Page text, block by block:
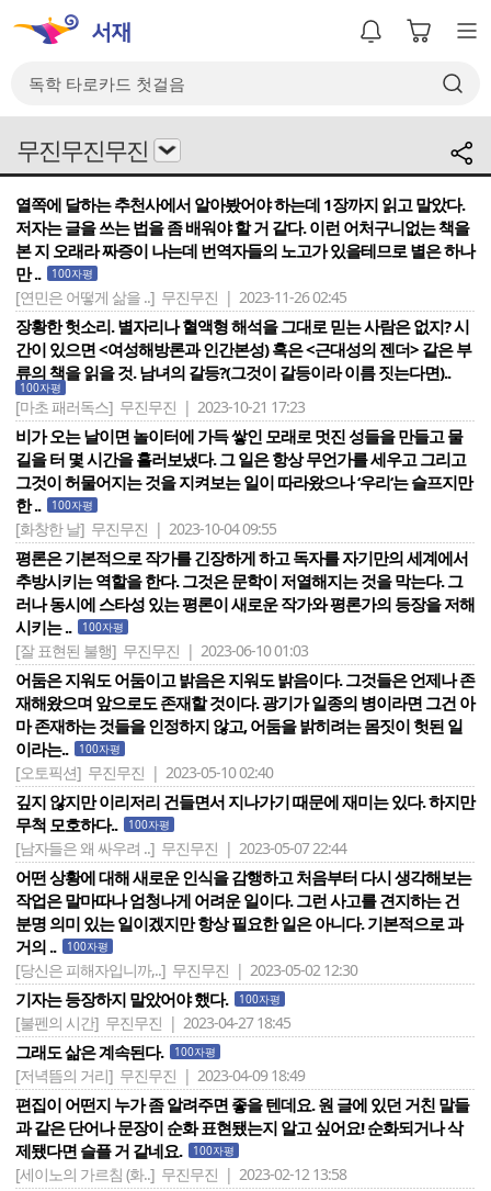
무진무진무진
열쪽에 달하는 추천사에서 알아봤어야 하는데 1장까지 읽고 말았다.
저자는 글을 쓰는 법을 좀 배워야 할 거 같다. 이런 어처구니없는 책을
본 지 오래라 짜증이 나는데 번역자들의 노고가 있을테므로 별은 하나
만 ..
100자평
[연민은 어떻게 삶을 ..] 무진무진 | 2023-11-26 02:45
장황한 헛소리. 별자리나 혈액형 해석을 그대로 믿는 사람은 없지? 시
간이 있으면 <여성해방론과 인간본성) 혹은 <근대성의 젠더> 같은 부
류의 책을 읽을 것. 남녀의 갈등?(그것이 갈등이라 이름 짓는다면)..
100자평
[마초 패러독스] 무진무진 | 2023-10-21 17:23
비가 오는 날이면 놀이터에 가득 쌓인 모래로 멋진 성들을 만들고 물
길을 터 몇 시간을 흘러보냈다. 그 일은 항상 무언가를 세우고 그리고
그것이 허물어지는 것을 지켜보는 일이 따라왔으나 ‘우리‘는 슬프지만
한 ..
100자평
[화창한 날] 무진무진 | 2023-10-04 09:55
평론은 기본적으로 작가를 긴장하게 하고 독자를 자기만의 세계에서
추방시키는 역할을 한다. 그것은 문학이 저열해지는 것을 막는다. 그
러나 동시에 스타성 있는 평론이 새로운 작가와 평론가의 등장을 저해
시키는 ..
100자평
[잘 표현된 불행] 무진무진 | 2023-06-10 01:03
어둠은 지워도 어둠이고 밝음은 지워도 밝음이다. 그것들은 언제나 존
재해왔으며 앞으로도 존재할 것이다. 광기가 일종의 병이라면 그건 아
마 존재하는 것들을 인정하지 않고, 어둠을 밝히려는 몸짓이 헛된 일
이라는..
100자평
[오토픽션] 무진무진 | 2023-05-10 02:40
깊지 않지만 이리저리 건들면서 지나가기 때문에 재미는 있다. 하지만
무척 모호하다..
100자평
[남자들은 왜 싸우려 ..] 무진무진 | 2023-05-07 22:44
어떤 상황에 대해 새로운 인식을 감행하고 처음부터 다시 생각해보는
작업은 말마따나 엄청나게 어려운 일이다. 그런 사고를 견지하는 건
분명 의미 있는 일이겠지만 항상 필요한 일은 아니다. 기본적으로 과
거의 ..
100자평
[당신은 피해자입니까,..] 무진무진 | 2023-05-02 12:30
기자는 등장하지 말았어야 했다. 100자평
[불펜의 시간] 무진무진 | 2023-04-27 18:45
그래도 삶은 계속된다. 100자평
[저녁뜸의 거리] 무진무진 | 2023-04-09 18:49
편집이 어떤지 누가 좀 알려주면 좋을 텐데요. 원 글에 있던 거친 말들
과 같은 단어나 문장이 순화 표현됐는지 알고 싶어요! 순화되거나 삭
제됐다면 슬플 거 같네요.
100자평
[세이노의 가르침 (화..] 무진무진 | 2023-02-12 13:58